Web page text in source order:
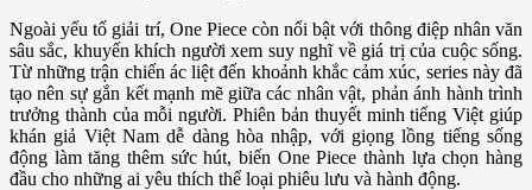
Ngoài yếu tố giải trí, One Piece còn nổi bật với thông điệp nhân văn
sâu sắc, khuyến khích người xem suy nghĩ về giá trị của cuộc sống.
Từ những trận chiến ác liệt đến khoảnh khắc cảm xúc, series này đã
tạo nên sự gắn kết mạnh mẽ giữa các nhân vật, phản ánh hành trình
trưởng thành của mỗi người. Phiên bản thuyết minh tiếng Việt giúp
khán giả Việt Nam dễ dàng hòa nhập, với giọng lồng tiếng sống
động làm tăng thêm sức hút, biến One Piece thành lựa chọn hàng
đầu cho những ai yêu thích thể loại phiêu lưu và hành động.